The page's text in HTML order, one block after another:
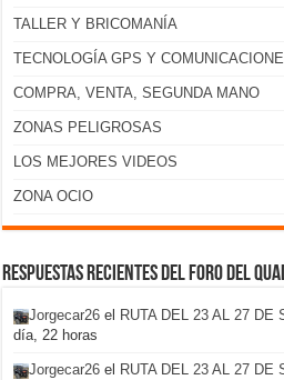
TALLER Y BRICOMANÍA
TECNOLOGÍA GPS Y
COMPRA, VENTA, SEGUNDA MANO
ZONAS PELIGROSAS
LOS MEJORES VIDEOS
ZONA OCIO
Respuestas recientes del foro del
Jorgecar26 el RUTA DEL 23 AL 27 DE
día, 22 horas
Jorgecar26 el RUTA DEL 23 AL 27 DE